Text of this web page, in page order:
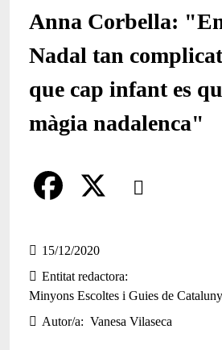
Anna Corbella:
Nadal tan
que cap infant es
màgia nadalenca"
Comparteix
a
c
15/12/2020
Entitat redactora
Minyons Escoltes i Guies de
Autor/a
Vanesa Vilaseca